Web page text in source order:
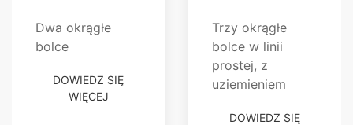
Dwa okrągłe
bolce
DOWIEDZ SIĘ
WIĘCEJ
Trzy okrągłe
bolce w linii
prostej, z
uziemieniem
DOWIEDZ SIĘ